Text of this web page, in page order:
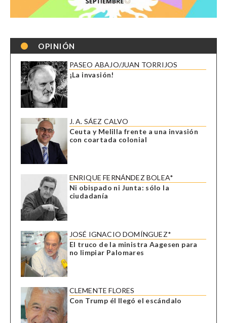
OPINIÓN
PASEO ABAJO/JUAN TORRIJOS
¡La invasión!
J. A. SÁEZ CALVO
Ceuta y Melilla frente a una invasión
con coartada colonial
ENRIQUE FERNÁNDEZ BOLEA*
Ni obispado ni Junta: sólo la
ciudadanía
JOSÉ IGNACIO DOMÍNGUEZ*
El truco de la ministra Aagesen para
no limpiar Palomares
CLEMENTE FLORES
Con Trump él llegó el escándalo